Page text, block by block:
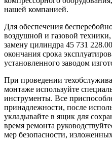
нашей компанией.
Для обеспечения
воздушной и газовой
замену цилиндра 45 731
окончания срока
установленного заводом
При проведении
монтаже используйте
инструменты. Все
принадлежности, после
укладывайте в ящик для
время ремонта
мер безопасности,